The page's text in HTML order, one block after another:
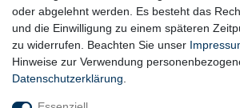
oder abgelehnt werden. Es besteht das
und die Einwilligung zu einem späteren
zu widerrufen. Beachten Sie unser
Hinweise zur Verwendung
Daten­schutz­erklärung